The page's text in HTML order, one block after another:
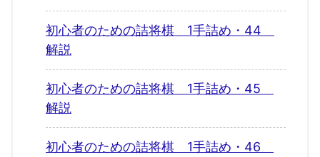
初心者のための詰将棋 1手詰め・44
解説
初心者のための詰将棋 1手詰め・45
解説
初心者のための詰将棋 1手詰め・46